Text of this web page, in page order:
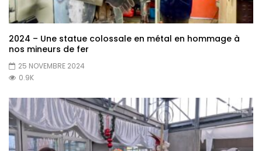
2024 – Une statue colossale en métal en hommage à
nos mineurs de fer
25 NOVEMBRE 2024
0.9K